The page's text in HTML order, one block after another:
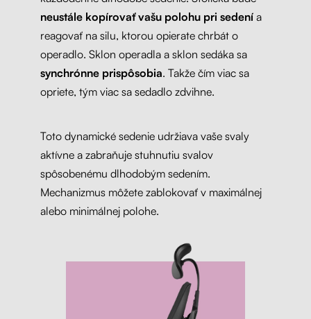
neustále kopírovať vašu polohu pri sedenía
reagovať na silu, ktorou opierate chrbát o
operadlo. Sklon operadla a sklon sedáka sa
synchrónne prispôsobia. Takže čím viac sa
opriete, tým viac sa sedadlo zdvihne.
Toto dynamické sedenie udržiava vaše svaly
aktívne a zabraňuje stuhnutiu svalov
spôsobenému dlhodobým sedením.
Mechanizmus môžete zablokovať v maximálnej
alebo minimálnej polohe.